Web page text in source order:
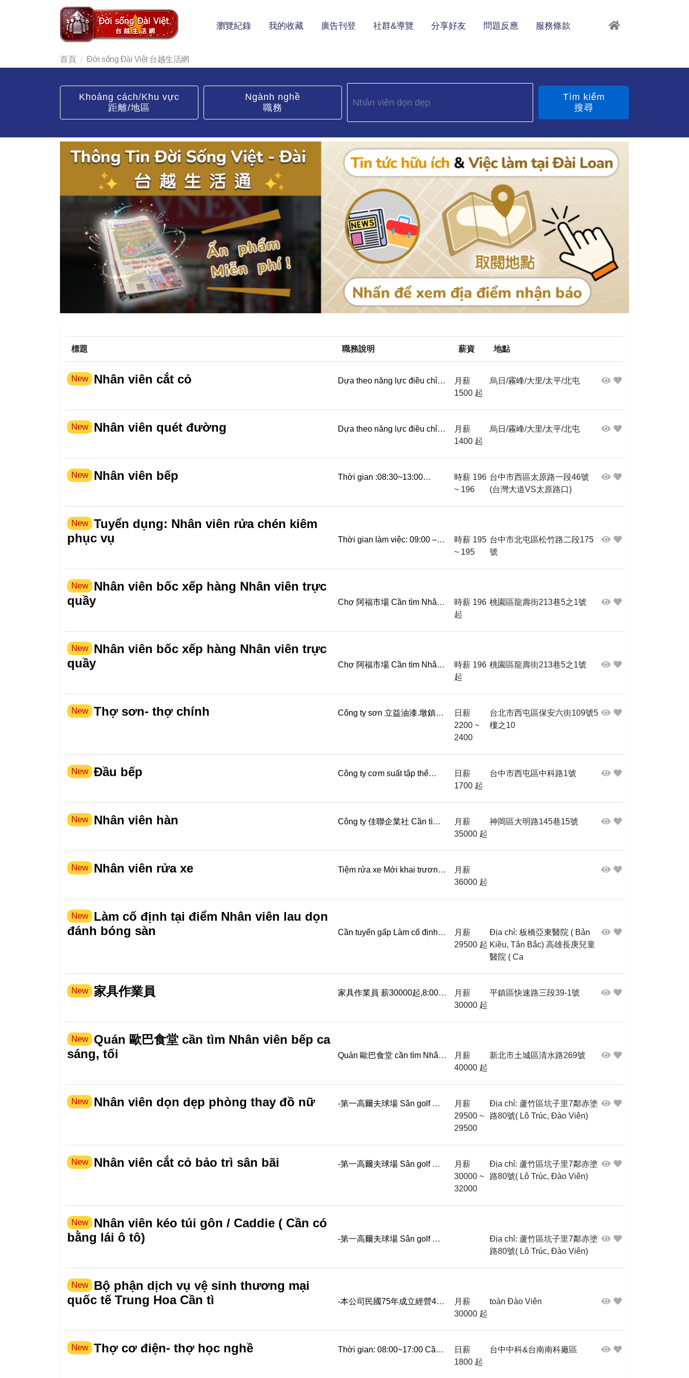
瀏覽紀錄 我的收藏 廣告刊登 社群&導覽 分享好友 問題反應 服務條款
首頁 Đời sống Đài Việt 台越生活網
Khoảng cách/Khu vực
距離/地區
Ngành nghề
職務
Tìm kiếm
搜尋
標題 職務說明 薪資 地點
New Nhân viên cắt cỏ
Dựa theo năng lực điều chỉnh
月薪
1500 起
烏日/霧峰/大里/太平/北屯
New Nhân viên quét đường
Dựa theo năng lực điều chỉnh
月薪
1400 起
烏日/霧峰/大里/太平/北屯
New Nhân viên bếp
Thời gian :08:30~13:00
時薪 196
~ 196
台中市西區太原路一段46號
(台灣大道VS太原路口)
New Tuyển dụng: Nhân viên rửa chén kiêm
phục vụ
Thời gian làm việc: 09:00 –
時薪 195
~ 195
台中市北屯區松竹路二段175
號
New
Nhân viên bốc xếp hàng Nhân viên trực
quầy
Chợ 阿福市場 Cần tìm Nhân
時薪 196
起
桃園區龍壽街213巷5之1號
New
Nhân viên bốc xếp hàng Nhân viên trực
quầy
Chợ 阿福市場 Cần tìm Nhân
時薪 196
起
桃園區龍壽街213巷5之1號
New Thợ sơn- thợ chính
Công ty sơn 立益油漆.墩鎮企
日薪
2200 ~
2400
台北市西屯區保安六街109號5
樓之10
New Đầu bếp
Công ty cơm suất tập thể
日薪
1700 起
台中市西屯區中科路1號
New Nhân viên hàn
Công ty 佳聯企業社 Cần tìm
月薪
35000 起
神岡區大明路145巷15號
New Nhân viên rửa xe
Tiệm rửa xe Mới khai trương,
月薪
36000 起
New
Làm cố định tại điểm Nhân viên lau dọn
đánh bóng sàn
Cần tuyển gấp Làm cố định
月薪
29500 起
Địa chỉ: 板橋亞東醫院 ( Bản
Kiều, Tân Bắc) 高雄長庚兒童
醫院 ( Ca
New 家具作業員
家具作業員 薪30000起,8:00-
月薪
30000 起
平鎮區快速路三段39-1號
New
Quán 歐巴食堂 cần tìm Nhân viên bếp ca
sáng, tối
Quán 歐巴食堂 cần tìm Nhân
月薪
40000 起
新北市土城區清水路269號
New Nhân viên dọn dẹp phòng thay đồ nữ
-第一高爾夫球場 Sân golf 第
月薪
29500 ~
29500
Địa chỉ: 蘆竹區坑子里7鄰赤塗
路80號( Lô Trúc, Đào Viên)
New Nhân viên cắt cỏ bảo trì sân bãi
-第一高爾夫球場 Sân golf 第
月薪
30000 ~
32000
Địa chỉ: 蘆竹區坑子里7鄰赤塗
路80號( Lô Trúc, Đào Viên)
New
Nhân viên kéo túi gôn / Caddie ( Cần có
bằng lái ô tô)
-第一高爾夫球場 Sân golf 第
Địa chỉ: 蘆竹區坑子里7鄰赤塗
路80號( Lô Trúc, Đào Viên)
New
Bộ phận dịch vụ vệ sinh thương mại
quốc tế Trung Hoa Cần tì
-本公司民國75年成立經營40
phận d...
月薪
30000 起
toàn Đào Viên
New Thợ cơ điện- thợ học nghề
Thời gian: 08:00~17:00 Cần
日薪
1800 起
台中中科&台南南科廠區